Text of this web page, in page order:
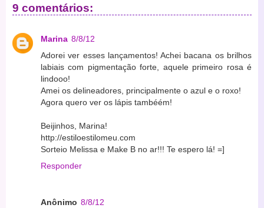
9 comentários:
Marina 8/8/12
Adorei ver esses lançamentos! Achei bacana os brilhos
labiais com pigmentação forte, aquele primeiro rosa é
lindooo!
Amei os delineadores, principalmente o azul e o roxo!
Agora quero ver os lápis tambéém!
Beijinhos, Marina!
http://estiloestilomeu.com
Sorteio Melissa e Make B no ar!!! Te espero lá! =]
Responder
Anônimo 8/8/12